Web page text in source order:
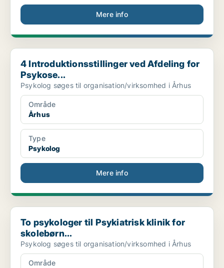
Mere info
4 Introduktionsstillinger ved Afdeling for Psykose...
4 Introduktionsstillinger ved Afdeling for
Psykose...
Psykolog søges til organisation/virksomhed i Århus
Område
Århus
Type
Psykolog
Mere info
To psykologer til Psykiatrisk klinik for skolebørn...
To psykologer til Psykiatrisk klinik for
skolebørn...
Psykolog søges til organisation/virksomhed i Århus
Område